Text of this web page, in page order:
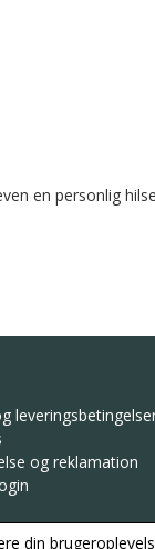
en personlig
og reklamation
din